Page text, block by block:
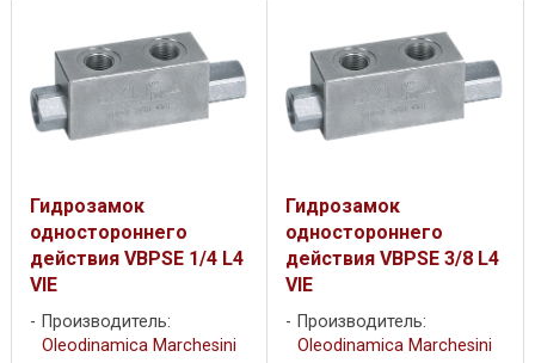
Гидрозамок
одностороннего
действия VBPSE 1/4 L4
VIE
Производитель:
Oleodinamica Marchesini
Гидрозамок
одностороннего
действия VBPSE 3/8 L4
VIE
Производитель:
Oleodinamica Marchesini